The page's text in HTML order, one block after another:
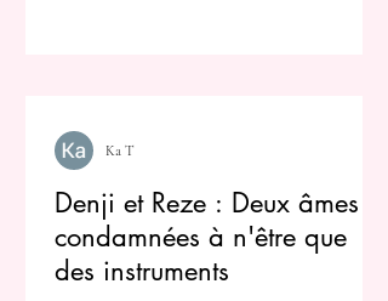
Denji et Reze : Deux âmes
condamnées à n'être que
des instruments
Ka T